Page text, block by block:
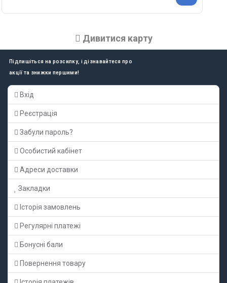
Дивитися карту
Підпишіться на розсилку, і дізнавайтеся про
акції та знижки першими!
Вхід
Реєстрація
Забули пароль?
Особистий кабінет
Адреси доставки
Закладки
Історія замовлень
Регулярні платежі
Бонусні бали
Повернення товару